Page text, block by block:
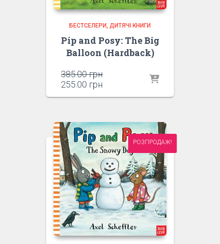
БЕСТСЕЛЕРИ ДИТЯЧІ КНИГИ
Pip and Posy: The Big
Balloon (Hardback)
385.00грнОригінальна
255.00 грн
РОЗПРОДАЖ!